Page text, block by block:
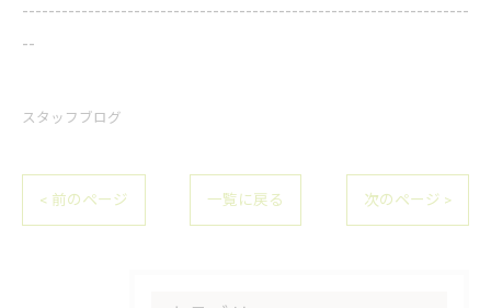
--------------------------------------------------------------------
--
スタッフブログ
< 前のページ 一覧に戻る 次のページ >